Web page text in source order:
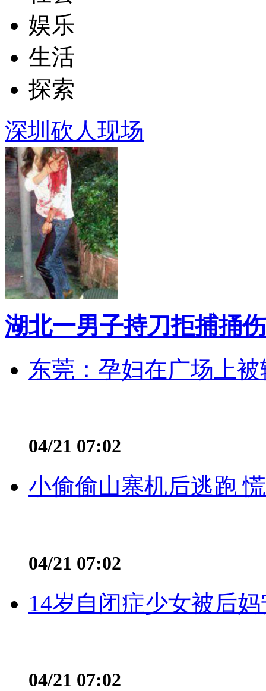
娱乐
生活
探索
深圳砍人现场
湖北一男子持刀拒捕捅
东莞：孕妇在广场上
04/21 07:02
小偷偷山寨机后逃跑
04/21 07:02
14岁自闭症少女被后
04/21 07:02